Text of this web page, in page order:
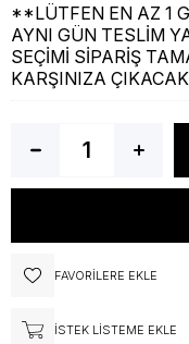
**LÜTFEN EN AZ 1
AYNI GÜN TESLİM
SEÇİMİ SİPARİŞ
KARŞINIZA
FAVORILERE EKLE
İSTEK LISTEME EKLE